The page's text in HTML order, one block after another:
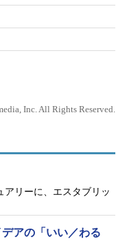
Inc. All Rights Reserved.
アリーに、エスタブリッ
アの「いい／わる